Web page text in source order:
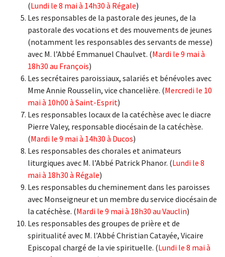
(Lundi le 8 mai à 14h30 à Régale)
Les responsables de la pastorale des jeunes, de la
pastorale des vocations et des mouvements de jeunes
(notamment les responsables des servants de messe)
avec M. l’Abbé Emmanuel Chaulvet. (Mardi le 9 mai à
18h30 au François)
Les secrétaires paroissiaux, salariés et bénévoles avec
Mme Annie Rousselin, vice chancelière. (Mercredi le 10
mai à 10h00 à Saint-Esprit)
Les responsables locaux de la catéchèse avec le diacre
Pierre Valey, responsable diocésain de la catéchèse.
(Mardi le 9 mai à 14h30 à Ducos)
Les responsables des chorales et animateurs
liturgiques avec M. l’Abbé Patrick Phanor. (Lundi le 8
mai à 18h30 à Régale)
Les responsables du cheminement dans les paroisses
avec Monseigneur et un membre du service diocésain de
la catéchèse. (Mardi le 9 mai à 18h30 au Vauclin)
Les responsables des groupes de prière et de
spiritualité avec M. l’Abbé Christian Catayée, Vicaire
Episcopal chargé de la vie spirituelle. (Lundi le 8 mai à